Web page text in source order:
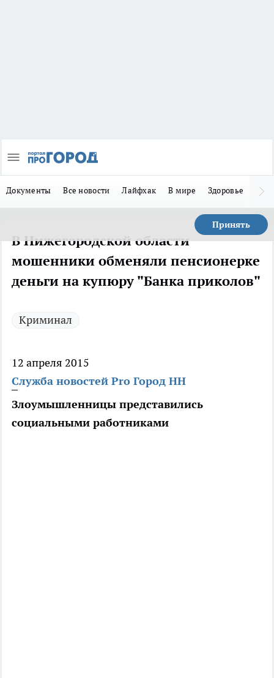
Документы Все новости Лайфхак В мире Здоровье
Принять
В Нижегородской области
мошенники обменяли пенсионерке
деньги на купюру "Банка приколов"
Криминал
12 апреля 2015
Служба новостей Pro Город НН
Злоумышленницы представились
социальными работниками